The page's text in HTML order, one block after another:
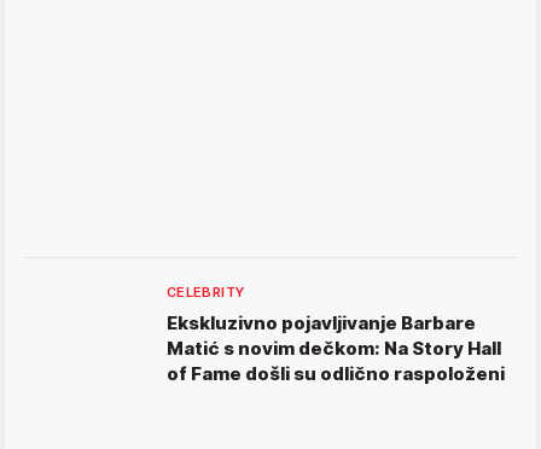
CELEBRITY
Ekskluzivno pojavljivanje Barbare
Matić s novim dečkom: Na Story Hall
of Fame došli su odlično raspoloženi